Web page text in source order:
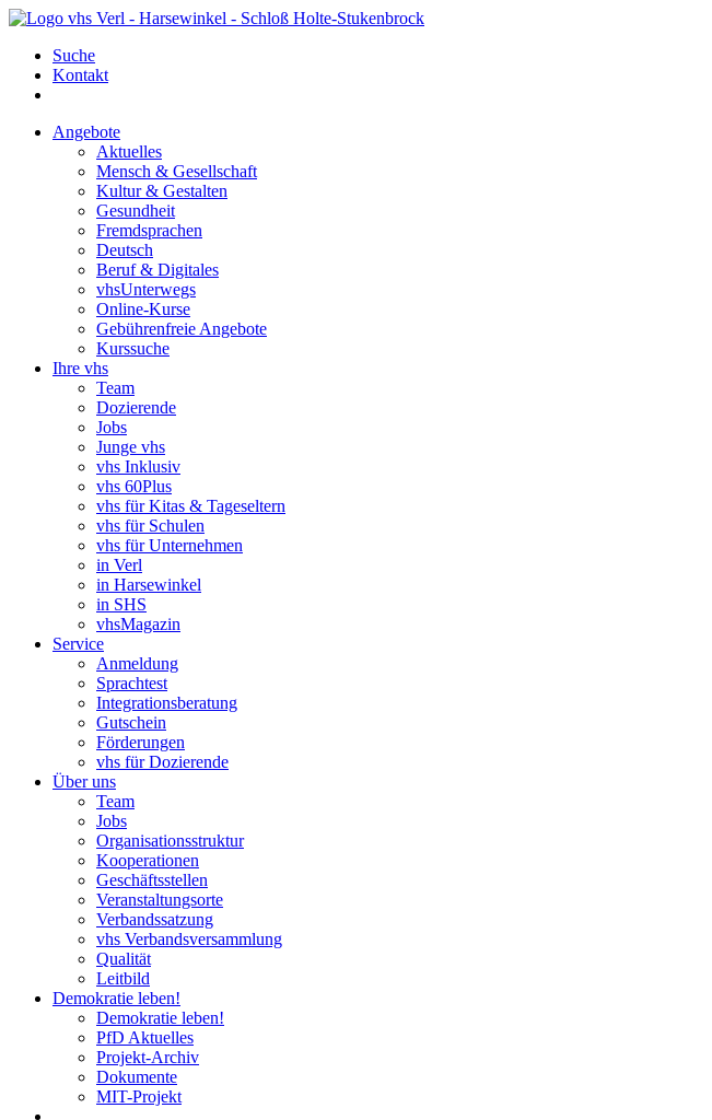
Suche
Kontakt
Angebote
Aktuelles
Mensch & Gesellschaft
Kultur & Gestalten
Gesundheit
Fremdsprachen
Deutsch
Beruf & Digitales
vhsUnterwegs
Online-Kurse
Gebührenfreie Angebote
Kurssuche
Ihre vhs
Team
Dozierende
Jobs
Junge vhs
vhs Inklusiv
vhs 60Plus
vhs für Kitas & Tageseltern
vhs für Schulen
vhs für Unternehmen
in Verl
in Harsewinkel
in SHS
vhsMagazin
Service
Anmeldung
Sprachtest
Integrationsberatung
Gutschein
Förderungen
vhs für Dozierende
Über uns
Team
Jobs
Organisationsstruktur
Kooperationen
Geschäftsstellen
Veranstaltungsorte
Verbandssatzung
vhs Verbandsversammlung
Qualität
Leitbild
Demokratie leben!
Demokratie leben!
PfD Aktuelles
Projekt-Archiv
Dokumente
MIT-Projekt